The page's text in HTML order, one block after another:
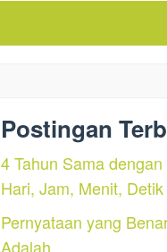
Postingan
4 Tahun Sama
Hari, Jam, Menit, Detik
Pernyataan yang
Adalah